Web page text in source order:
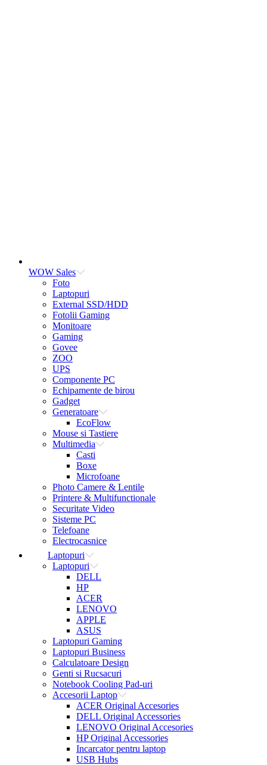
WOW Sales
Foto
Laptopuri
External SSD/HDD
Fotolii Gaming
Monitoare
Gaming
Govee
ZOO
UPS
Componente PC
Echipamente de birou
Gadget
Generatoare
EcoFlow
Mouse si Tastiere
Multimedia
Casti
Boxe
Microfoane
Photo Camere & Lentile
Printere & Multifunctionale
Securitate Video
Sisteme PC
Telefoane
Electrocasnice
Laptopuri
Laptopuri
DELL
HP
ACER
LENOVO
APPLE
ASUS
Laptopuri Gaming
Laptopuri Business
Calculatoare Design
Genti si Rucsacuri
Notebook Cooling Pad-uri
Accesorii Laptop
ACER Original Accesories
DELL Original Accessories
LENOVO Original Accesories
HP Original Accessories
Incarcator pentru laptop
USB Hubs